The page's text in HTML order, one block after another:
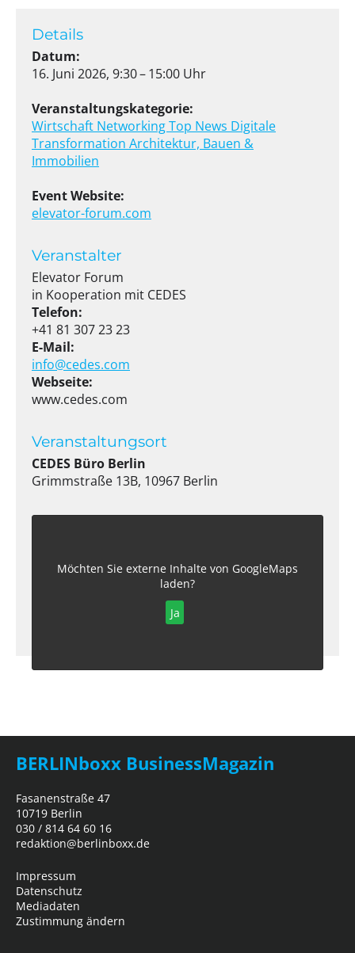
Details
Datum:
16. Juni 2026, 9:30 – 15:00 Uhr
Veranstaltungskategorie:
Wirtschaft NetworkingTop News Digitale
Transformation Architektur, Bauen &
Immobilien
Event Website:
elevator-forum.com
Veranstalter
Elevator Forum
in Kooperation mit CEDES
Telefon:
+41 81 307 23 23
E-Mail:
info@cedes.com
Webseite:
www.cedes.com
Veranstaltungsort
CEDES Büro Berlin
Grimmstraße 13B, 10967 Berlin
Möchten Sie externe Inhalte von GoogleMaps
laden?
Ja
BERLINboxx BusinessMagazin
Fasanenstraße 47
10719 Berlin
030 / 814 64 60 16
redaktion@berlinboxx.de
Impressum
Datenschutz
Mediadaten
Zustimmung ändern